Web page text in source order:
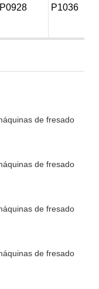
P0928 P1036